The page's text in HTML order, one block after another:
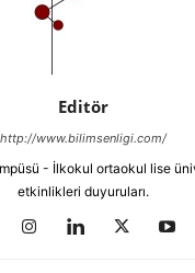
Editör
http://www.bilimsenligi.com/
- İlkokul ortaokul lise
etkinlikleri duyuruları.